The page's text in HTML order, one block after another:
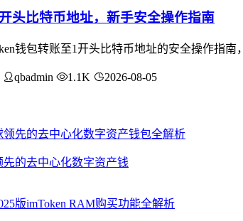
头比特币地址，新手安全操作指南
钱包转账至1开头比特币地址的安全操作指
qbadmin 1.1K 2026-08-05
先的去中心化数字资产钱